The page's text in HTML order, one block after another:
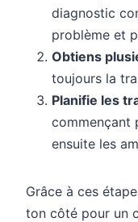
diagnostic
problème et
Obtiens
toujours la
Planifie les
commençant
ensuite les
Grâce à ces
ton côté pour un